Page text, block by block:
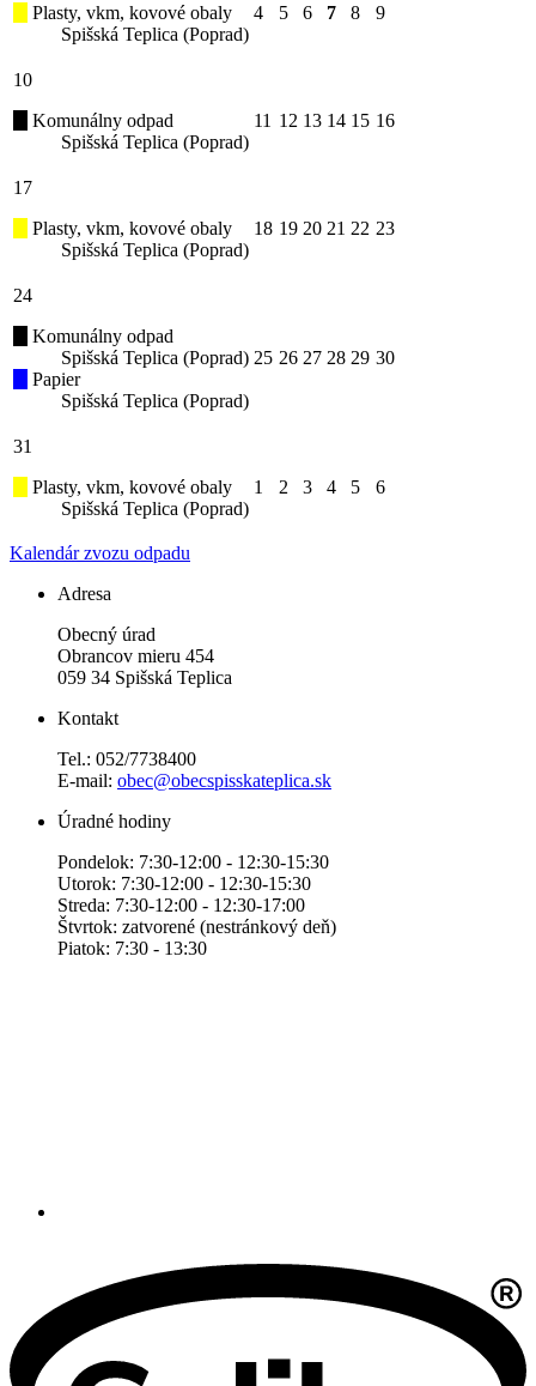
Plasty, vkm, kovové obaly
Spišská Teplica (Poprad)
4 5 6 7 8 9
10
Komunálny odpad
Spišská Teplica (Poprad)
11 12 13 14 15 16
17
Plasty, vkm, kovové obaly
Spišská Teplica (Poprad)
18 19 20 21 22 23
24
Komunálny odpad
Spišská Teplica (Poprad)
Papier
Spišská Teplica (Poprad)
25 26 27 28 29 30
31
Plasty, vkm, kovové obaly
Spišská Teplica (Poprad)
1 2 3 4 5 6
Kalendár zvozu odpadu
Adresa
Obecný úrad
Obrancov mieru 454
059 34 Spišská Teplica
Kontakt
Tel.: 052/7738400
E-mail: obec@obecspisskateplica.sk
Úradné hodiny
Pondelok: 7:30-12:00 - 12:30-15:30
Utorok: 7:30-12:00 - 12:30-15:30
Streda: 7:30-12:00 - 12:30-17:00
Štvrtok: zatvorené (nestránkový deň)
Piatok: 7:30 - 13:30